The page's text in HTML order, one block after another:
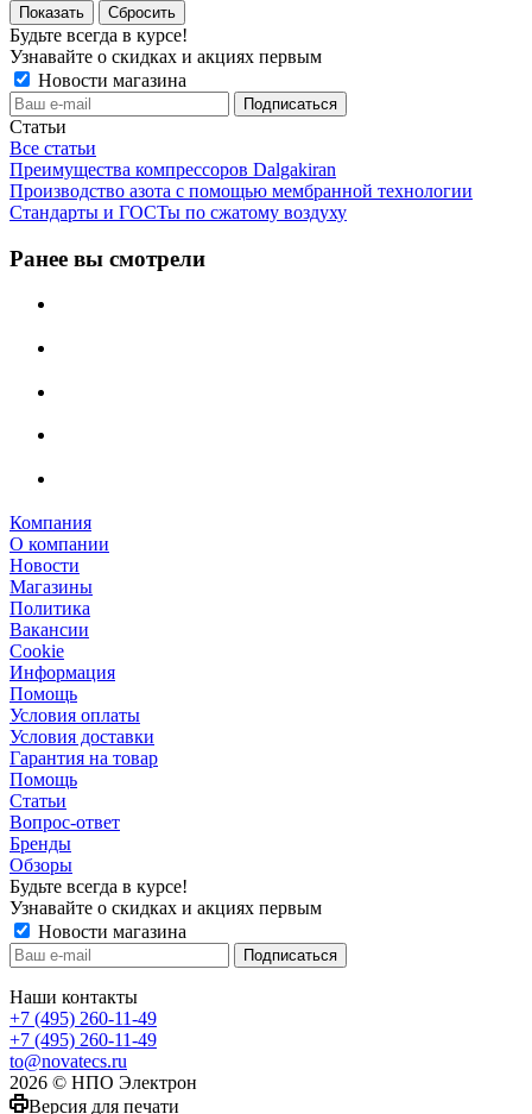
Сбросить
Будьте всегда в курсе!
Узнавайте о скидках и акциях первым
Новости магазина
Статьи
Все статьи
Преимущества компрессоров Dalgakiran
Производство азота с помощью мембранной технологии
Стандарты и ГОСТы по сжатому воздуху
Ранее вы смотрели
Компания
О компании
Новости
Магазины
Политика
Вакансии
Сookie
Информация
Помощь
Условия оплаты
Условия доставки
Гарантия на товар
Помощь
Статьи
Вопрос-ответ
Бренды
Обзоры
Будьте всегда в курсе!
Узнавайте о скидках и акциях первым
Новости магазина
Наши контакты
+7 (495) 260-11-49
+7 (495) 260-11-49
to@novatecs.ru
2026 © НПО Электрон
Версия для печати